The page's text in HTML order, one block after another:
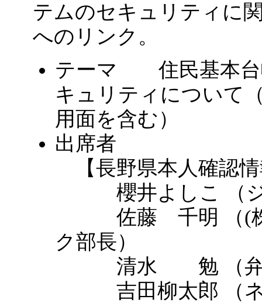
テムのセキュリティに
へのリンク。
テーマ 住民基本台
キュリティについて
用面を含む）
出席者
【長野県本人確認
櫻井よしこ （ジ
佐藤 千明 （(株)
ク部長）
清水 勉 （弁
吉田柳太郎 （ネ